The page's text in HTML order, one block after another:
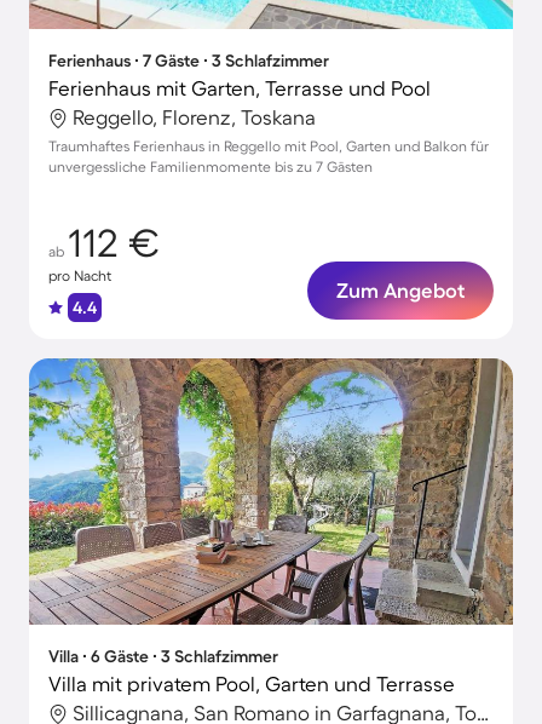
Ferienhaus ∙ 7 Gäste ∙ 3 Schlafzimmer
Ferienhaus mit Garten, Terrasse und Pool
Reggello, Florenz, Toskana
Traumhaftes Ferienhaus in Reggello mit Pool, Garten und Balkon für
unvergessliche Familienmomente bis zu 7 Gästen
ab 112 €
pro Nacht
4.4
Zum Angebot
Villa ∙ 6 Gäste ∙ 3 Schlafzimmer
Villa mit privatem Pool, Garten und Terrasse
Sillicagnana, San Romano in Garfagnana, Toskana